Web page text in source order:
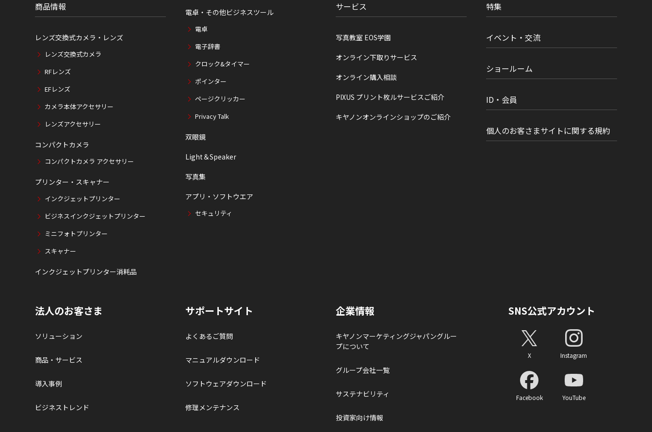
商品情報
レンズ交換式カメラ・レンズ
レンズ交換式カメラ
RFレンズ
EFレンズ
カメラ本体アクセサリー
レンズアクセサリー
コンパクトカメラ
コンパクトカメラ アクセサリー
プリンター・スキャナー
インクジェットプリンター
ビジネスインクジェットプリンター
ミニフォトプリンター
スキャナー
インクジェットプリンター消耗品
電卓・その他ビジネスツール
電卓
電子辞書
クロック&タイマー
ポインター
ページクリッカー
Privacy Talk
双眼鏡
Light＆Speaker
写真集
アプリ・ソフトウエア
セキュリティ
サービス
写真教室 EOS学園
オンライン下取りサービス
オンライン購入相談
PIXUS プリント枚ルサービスご紹介
キヤノンオンラインショップのご紹介
特集
イベント・交流
ショールーム
ID・会員
個人のお客さまサイトに関する規約
法人のお客さま
ソリューション
商品・サービス
導入事例
ビジネストレンド
サポートサイト
よくあるご質問
マニュアルダウンロード
ソフトウェアダウンロード
修理メンテナンス
企業情報
キヤノンマーケティングジャパングルー
プについて
グループ会社一覧
サステナビリティ
投資家向け情報
SNS公式アカウント
X Instagram
Facebook YouTube